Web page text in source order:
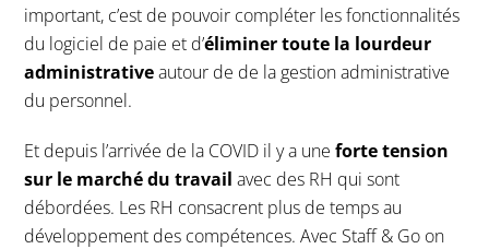
important, c’est de pouvoir compléter les fonctionnalités
du logiciel de paie et d’éliminer toute la lourdeur
administrativeautour de de la gestion administrative
du personnel.
Et depuis l’arrivée de la COVID il y a une forte tension
sur le marché du travail avec des RH qui sont
débordées. Les RH consacrent plus de temps au
développement des compétences. Avec Staff & Go on